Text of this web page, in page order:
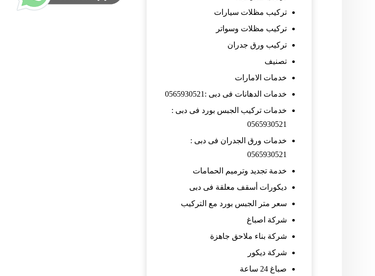
تركيب مظلات سيارات
تركيب مظلات وسواتر
تركيب ورق جدران
تصنيف
خدمات الامارات
خدمات الدهانات فى دبى :0565930521
خدمات تركيب الجبس بورد فى دبى :
0565930521
خدمات ورق الجدران فى دبى :
0565930521
خدمة تجديد وترميم الحمامات
ديكورات أسقف معلقة فى دبى
سعر متر الجبس بورد مع التركيب
شركة اصباغ
شركة بناء ملاحق جاهزة
شركة ديكور
صباغ 24 ساعة